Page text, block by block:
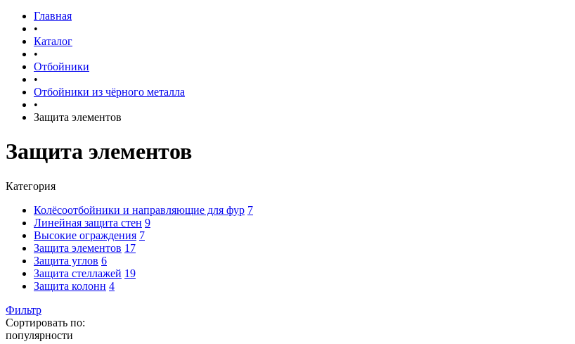
Главная
•
Каталог
•
Отбойники
•
Отбойники из чёрного металла
•
Защита элементов
Защита элементов
Категория
Колёсоотбойники и направляющие для фур 7
Линейная защита стен 9
Высокие ограждения 7
Защита элементов 17
Защита углов 6
Защита стеллажей 19
Защита колонн 4
Фильтр
Сортировать по:
популярности